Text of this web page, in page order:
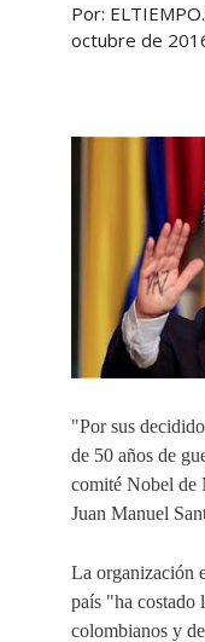
Por:
octubre de
"Por sus
de 50 años de
comité Nobel de
Juan Manuel
La organización
país "ha costado
colombianos y